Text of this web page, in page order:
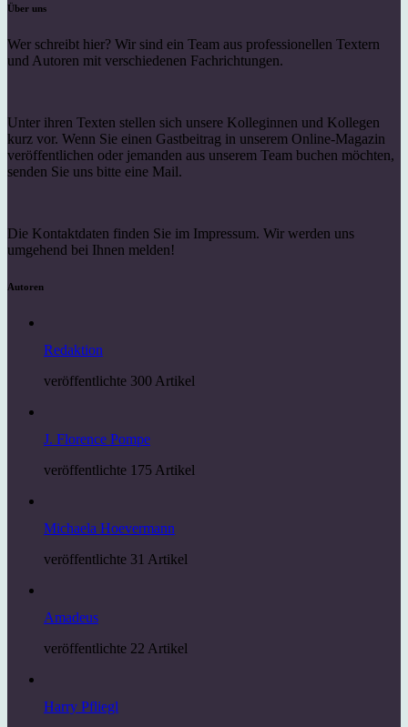
Über uns
Wer schreibt hier? Wir sind ein Team aus professionellen Textern
und Autoren mit verschiedenen Fachrichtungen.
Unter ihren Texten stellen sich unsere Kolleginnen und Kollegen
kurz vor. Wenn Sie einen Gastbeitrag in unserem Online-Magazin
veröffentlichen oder jemanden aus unserem Team buchen möchten,
senden Sie uns bitte eine Mail.
Die Kontaktdaten finden Sie im Impressum. Wir werden uns
umgehend bei Ihnen melden!
Autoren
Redaktion
veröffentlichte 300 Artikel
J. Florence Pompe
veröffentlichte 175 Artikel
Michaela Hoevermann
veröffentlichte 31 Artikel
Amadeus
veröffentlichte 22 Artikel
Harry Pfliegl